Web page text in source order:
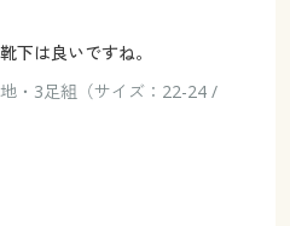
下は良いですね。
・3足組（サイズ：22-24 /